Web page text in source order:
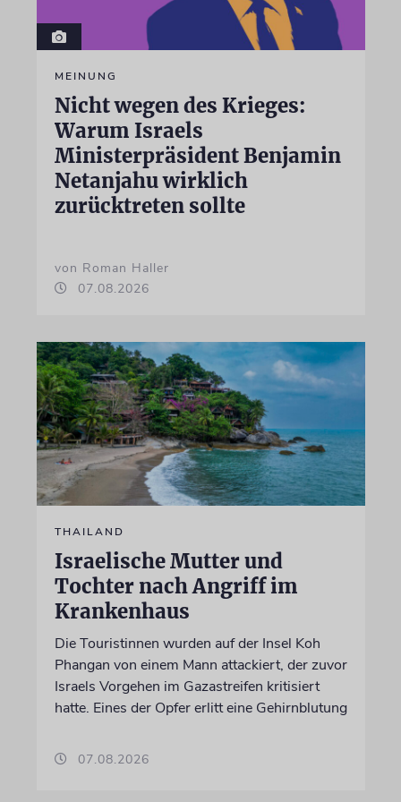
MEINUNG
Nicht wegen des Krieges:
Warum Israels
Ministerpräsident Benjamin
Netanjahu wirklich
zurücktreten sollte
von Roman Haller
07.08.2026
THAILAND
Israelische Mutter und
Tochter nach Angriff im
Krankenhaus
Die Touristinnen wurden auf der Insel Koh
Phangan von einem Mann attackiert, der zuvor
Israels Vorgehen im Gazastreifen kritisiert
hatte. Eines der Opfer erlitt eine Gehirnblutung
07.08.2026